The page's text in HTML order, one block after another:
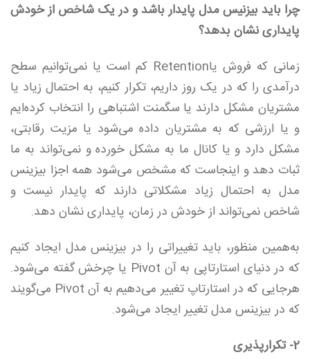
چرا باید بیزنیس مدل پایدار باشد و در یک شاخص از خودش
پایداری نشان بدهد؟
زمانی که فروش یاRetention کم است یا نمی‌توانیم سطح
درآمدی را که در یک روز داریم، تکرار کنیم، به احتمال زیاد یا
مشتریان مشکل دارند یا سگمنت اشتباهی را انتخاب کرده‌ایم
و یا ارزشی که به مشتریان داده می‌شود یا مزیت رقابتی،
مشکل دارد و یا کانال ما به مشکل خورده و نمی‌تواند به ما
ثبات دهد و اینجاست که مشخص می‌شود همه اجزا بیزینس
مدل به احتمال زیاد مشکلاتی دارند که پایدار نیست و
شاخص نمی‌تواند از خودش در زمان، پایداری نشان دهد.
به‌همین منظور، باید تغییراتی را در بیزینس مدل ایجاد کنیم
که در دنیای استارتاپی به آن Pivot یا چرخش گفته می‌شود.
هرجایی که در استارتاپ تغییر می‌دهیم به آن Pivot می‌گویند
که در بیزینس مدل تغییر ایجاد می‌شود.
2- تکرارپذیری